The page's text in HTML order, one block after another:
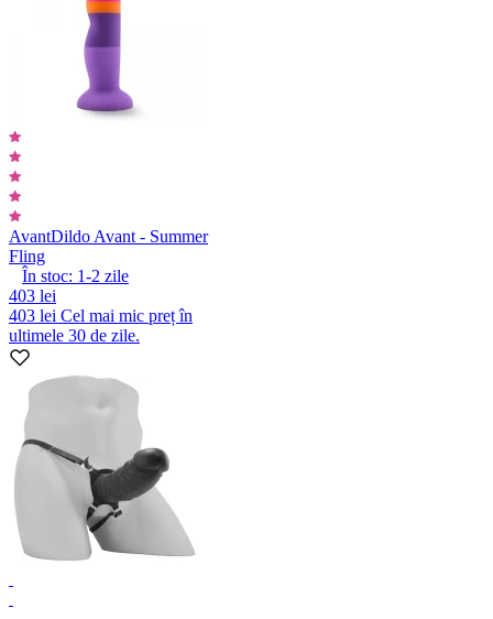
AvantDildo Avant - Summer
Fling
În stoc: 1-2 zile
403 lei
403 lei Cel mai mic preț în
ultimele 30 de zile.